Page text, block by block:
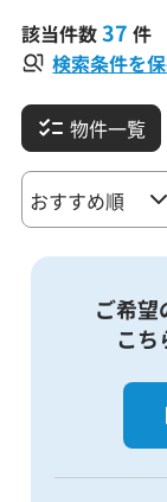
該当件数37 件
検索条件を
物件一覧
ご希望
こち